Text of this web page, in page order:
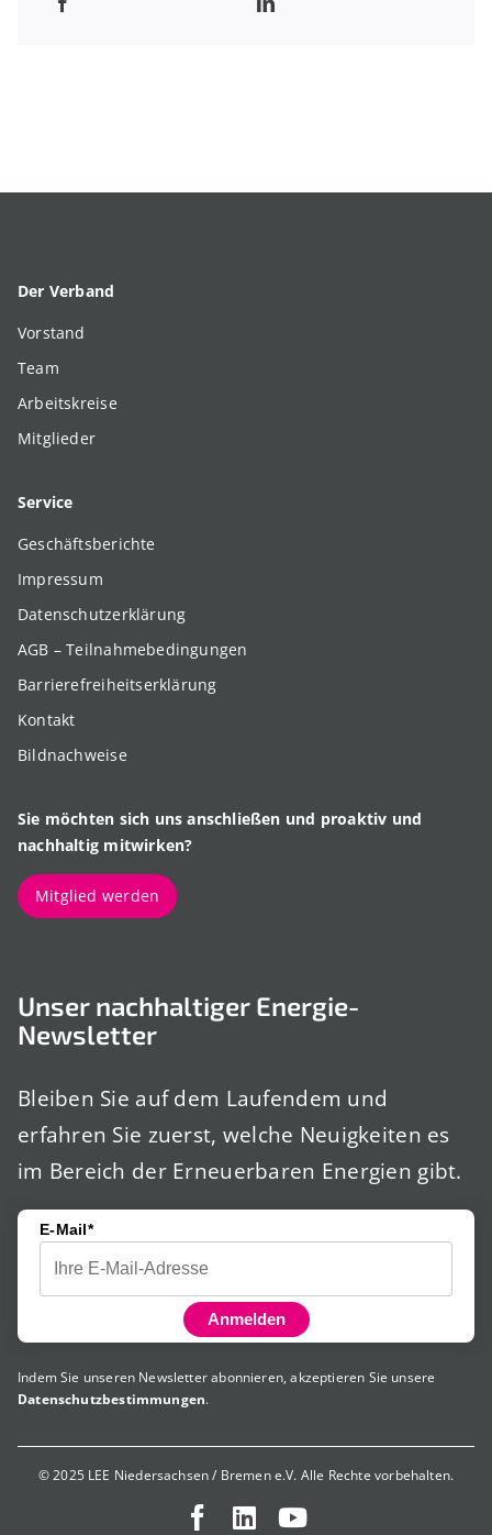
Der Verband
Vorstand
Team
Arbeitskreise
Mitglieder
Service
Geschäftsberichte
Impressum
Datenschutzerklärung
AGB – Teilnahmebedingungen
Barrierefreiheitserklärung
Kontakt
Bildnachweise
Sie möchten sich uns anschließen und proaktiv und
nachhaltig mitwirken?
Mitglied werden
Unser nachhaltiger Energie-
Newsletter
Bleiben Sie auf dem Laufendem und
erfahren Sie zuerst, welche Neuigkeiten es
im Bereich der Erneuerbaren Energien gibt.
E-Mail*
Anmelden
Indem Sie unseren Newsletter abonnieren, akzeptieren Sie unsere
Datenschutzbestimmungen.
© 2025 LEE Niedersachsen / Bremen e.V. Alle Rechte vorbehalten.